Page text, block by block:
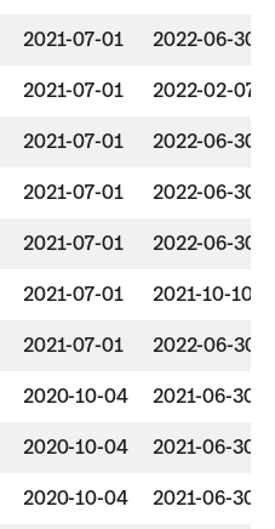
2021-07-01 2022-06-30
2021-07-01 2022-02-07
2021-07-01 2022-06-30
2021-07-01 2022-06-30
2021-07-01 2022-06-30
2021-07-01 2021-10-10
2021-07-01 2022-06-30
2020-10-04 2021-06-30
2020-10-04 2021-06-30
2020-10-04 2021-06-30